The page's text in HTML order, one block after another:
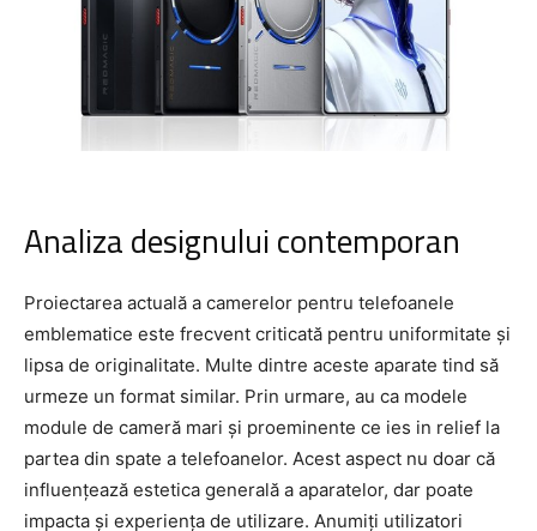
Analiza designului contemporan
Proiectarea actuală a camerelor pentru telefoanele
emblematice este frecvent criticată pentru uniformitate și
lipsa de originalitate. Multe dintre aceste aparate tind să
urmeze un format similar. Prin urmare, au ca modele
module de cameră mari și proeminente ce ies in relief la
partea din spate a telefoanelor. Acest aspect nu doar că
influențează estetica generală a aparatelor, dar poate
impacta și experiența de utilizare. Anumiți utilizatori